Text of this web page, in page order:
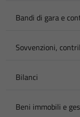
Bandi di gara e
Sovvenzioni,
Bilanci
Beni immobili e